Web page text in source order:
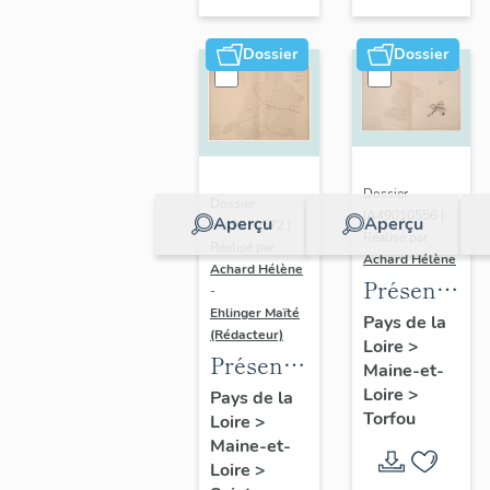
sur-
Moine
Dossier
Aperçu
IA49010572 |
Achard Hélène
-
Ehlinger Maïté
(Rédacteur)
Présentation
du
patrimoine
industriel
Pays de la
Loire >
Maine-et-
Loire >
Dossier
Aperçu
Dossier
IA49010556 |
Réalisé par
Achard Hélène
du
patrimoine
industriel
de la
commune
de
Pays de la
Loire >
Maine-et-
Loire >
Torfou